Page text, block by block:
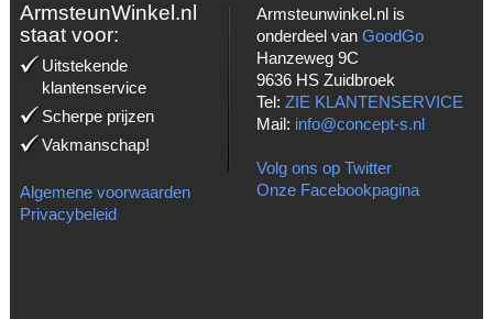
ArmsteunWinkel.nl
staat voor:
Uitstekende
klantenservice
Scherpe prijzen
Vakmanschap!
Algemene voorwaarden
Privacybeleid
Armsteunwinkel.nl is
onderdeel van GoodGo
Hanzeweg 9C
9636 HS Zuidbroek
Tel: ZIE KLANTENSERVICE
Mail: info@concept-s.nl
Volg ons op Twitter
Onze Facebookpagina